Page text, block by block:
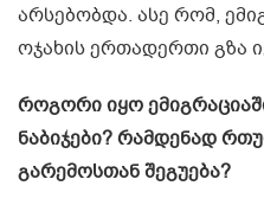
არსებობდა. ასე რომ,
ოჯახის ერთადერთი გზა
როგორი იყო
ნაბიჯები? რამდენად
გარემოსთან შეგუება?